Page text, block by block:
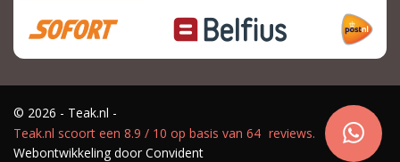
© 2026 - Teak.nl -
Teak.nl scoort een 8.9 / 10 op basis van 64 reviews.
Webontwikkeling door Convident